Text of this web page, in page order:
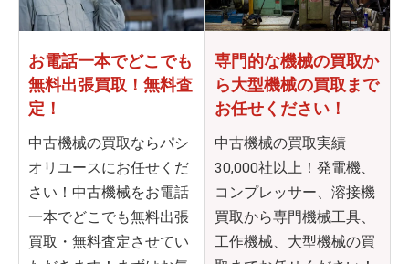
お電話一本でどこでも
無料出張買取！無料査
定！
中古機械の買取ならパシ
オリユースにお任せくだ
さい！中古機械をお電話
一本でどこでも無料出張
買取・無料査定させてい
専門的な機械の買取か
ら大型機械の買取まで
お任せください！
中古機械の買取実績
30,000社以上！発電機、
コンプレッサー、溶接機
買取から専門機械工具、
工作機械、大型機械の買